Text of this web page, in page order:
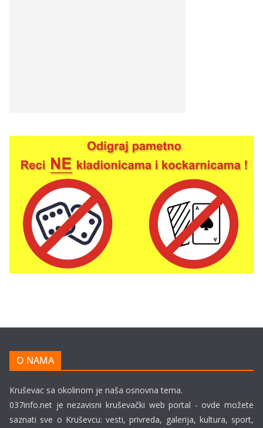
O NAMA
Kruševac sa okolinom je naša osnovna tema.
037info.net je nezavisni kruševački web portal - ovde možete
saznati sve o Kruševcu: vesti, privreda, galerija, kultura, sport,